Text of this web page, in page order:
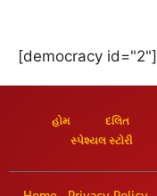
[democracy id="2"]
હોમ દલિત
સ્પેશ્યલ સ્ટોરી